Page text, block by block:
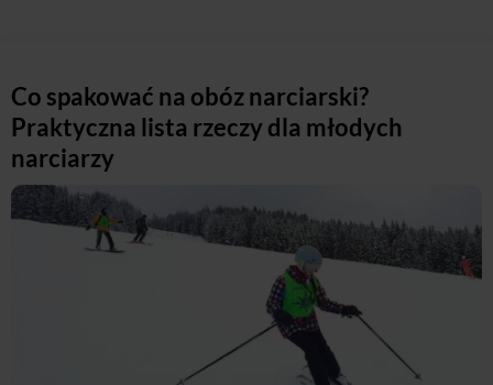
Co spakować na obóz narciarski?
Praktyczna lista rzeczy dla młodych
narciarzy